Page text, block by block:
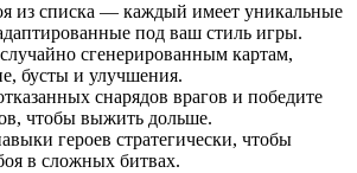
из списка — каждый имеет уникальные
под ваш стиль игры.
сгенерированным картам,
бусты и улучшения.
снарядов врагов и победите
чтобы выжить дольше.
героев стратегически, чтобы
в сложных битвах.